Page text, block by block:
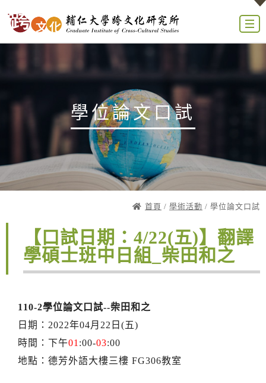
學位論文口試
首頁 / 學術活動 / 學位論文口試
【口試日期：4/22(五)】翻譯
學碩士班中日組_柴田和之
110-2學位論文口試--柴田和之
日期：2022年04月22日(五)
時間：下午01 :00-03:00
地點：德芳外語大樓三樓 FG306教室